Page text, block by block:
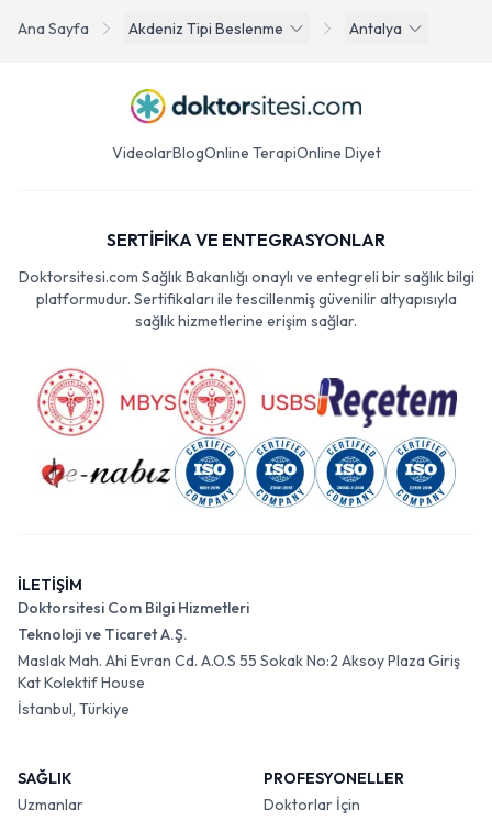
Ana Sayfa Akdeniz Tipi Beslenme Antalya
VideolarBlogOnline TerapiOnline Diyet
SERTİFİKA VE ENTEGRASYONLAR
Doktorsitesi.com Sağlık Bakanlığı onaylı ve entegreli bir sağlık bilgi
platformudur. Sertifikaları ile tescillenmiş güvenilir altyapısıyla
sağlık hizmetlerine erişim sağlar.
İLETİŞİM
Doktorsitesi Com Bilgi Hizmetleri
Teknoloji ve Ticaret A.Ş.
Maslak Mah. Ahi Evran Cd. A.O.S 55 Sokak No:2 Aksoy Plaza Giriş
Kat Kolektif House
İstanbul, Türkiye
SAĞLIK
Uzmanlar
PROFESYONELLER
Doktorlar İçin